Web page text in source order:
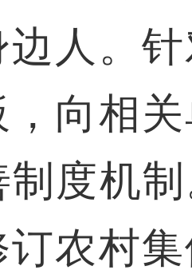
边人。
，向相
度机
订农村